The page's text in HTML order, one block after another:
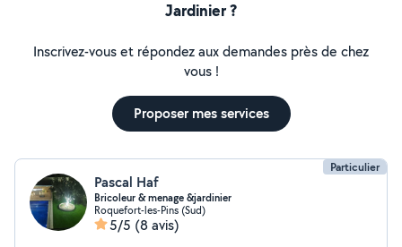
Jardinier ?
Inscrivez-vous et répondez aux demandes près de chez
vous !
Proposer mes services
Particulier
Pascal Haf
Bricoleur & menage &jardinier
Roquefort-les-Pins (Sud)
5/5 (8 avis)